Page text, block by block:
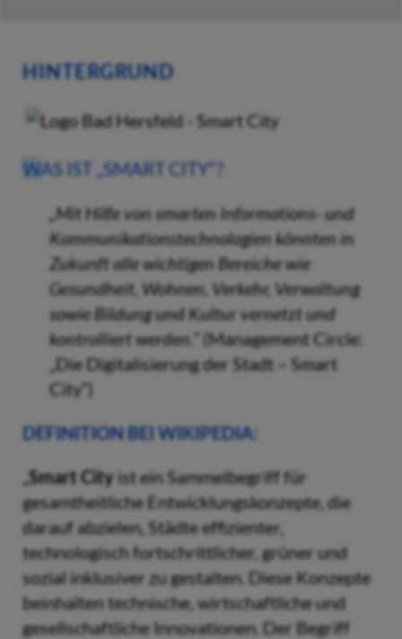
HINTERGRUND
WAS IST „SMART CITY“?
„Mit Hilfe von smarten Informations- und
Kommunikationstechnologien könnten in
Zukunft alle wichtigen Bereiche wie
Gesundheit, Wohnen, Verkehr, Verwaltung
sowie Bildung und Kultur vernetzt und
kontrolliert werden.“ (Management Circle:
„Die Digitalisierung der Stadt – Smart
City“)
DEFINITION BEI WIKIPEDIA:
„Smart City ist ein Sammelbegriff für
gesamtheitliche Entwicklungskonzepte, die
darauf abzielen, Städte effizienter,
technologisch fortschrittlicher, grüner und
sozial inklusiver zu gestalten. Diese Konzepte
beinhalten technische, wirtschaftliche und
gesellschaftliche Innovationen. Der Begriff